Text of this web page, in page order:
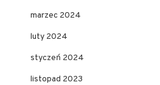
marzec 2024
luty 2024
styczeń 2024
listopad 2023